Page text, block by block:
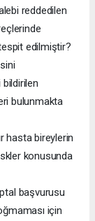
reddedilen
edilmiştir?
bildirilen
bulunmakta
hasta bireylerin
konusunda
başvurusu
için